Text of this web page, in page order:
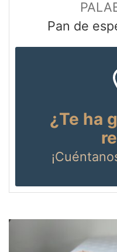
Pan de
¿Te ha